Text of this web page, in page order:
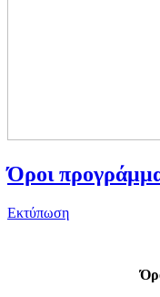
Όροι
Εκτύπωση